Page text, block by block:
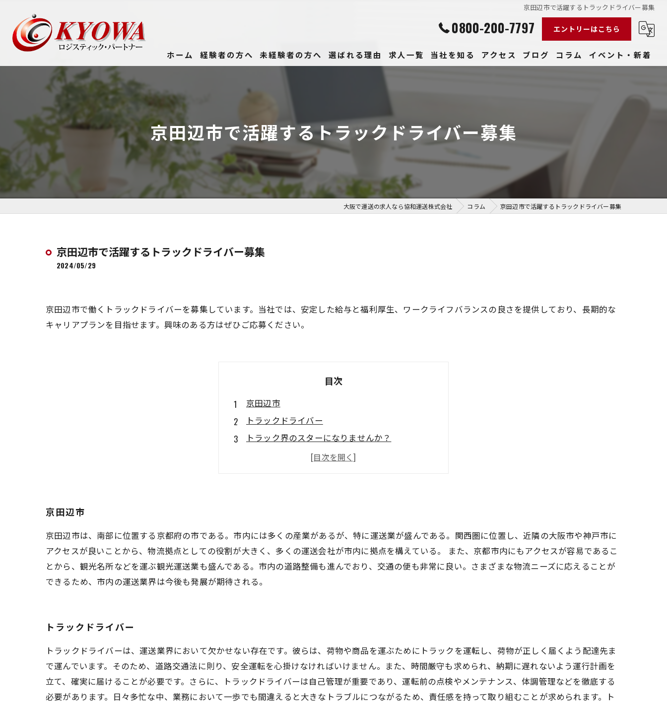
京田辺市で活躍するトラックドライバー募集
0800-200-7797 エントリーはこちら
ホーム 経験者の方へ 未経験者の方へ 選ばれる理由 求人一覧 当社を知る
高収入
アクセス ブログ コラム イベント・新着
京田辺市で活躍するトラックドライバー募集
大阪で運送の求人なら協和運送株式会社 コラム 京田辺市で活躍するトラックドライバー募集
京田辺市で活躍するトラックドライバー募集
2024/05/29
京田辺市で働くトラックドライバーを募集しています。当社では、安定した給与と福利厚生、ワークライフバランスの良さを提供しており、長期的な
キャリアプランを目指せます。興味のある方はぜひご応募ください。
目次
京田辺市
トラックドライバー
トラック界のスターになりませんか？
安定した職場で活躍しよう！
京田辺市
京田辺市は、南部に位置する京都府の市である。市内には多くの産業があるが、特に運送業が盛んである。関西圏に位置し、近隣の大阪市や神戸市に
アクセスが良いことから、物流拠点としての役割が大きく、多くの運送会社が市内に拠点を構えている。 また、京都市内にもアクセスが容易であるこ
とから、観光名所などを運ぶ観光運送業も盛んである。市内の道路整備も進んでおり、交通の便も非常に良い。さまざまな物流ニーズに応えることが
できるため、市内の運送業界は今後も発展が期待される。
トラックドライバー
トラックドライバーは、運送業界において欠かせない存在です。彼らは、荷物や商品を運ぶためにトラックを運転し、荷物が正しく届くよう配達先ま
で運んでいます。そのため、道路交通法に則り、安全運転を心掛けなければいけません。また、時間厳守も求められ、納期に遅れないよう運行計画を
立て、確実に届けることが必要です。さらに、トラックドライバーは自己管理が重要であり、運転前の点検やメンテナンス、体調管理などを徹底する
必要があります。日々多忙な中、業務において一歩でも間違えると大きなトラブルにつながるため、責任感を持って取り組むことが求められます。ト